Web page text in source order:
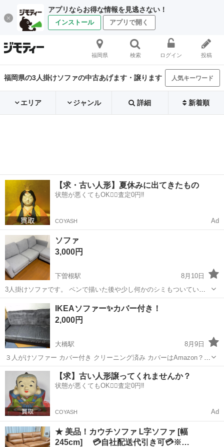
アプリならお得な情報を見逃さない！
インストール アプリで開く
福岡県 検索 ログイン 投稿
福岡県の3人掛けソファの中古あげます・譲ります 人気キーワード
エリア ジャンル 詳細 新着順
【求・古い人形】夏休みに出てきたもの
状態が悪くてもOK🙆‍♀️査定0円‼️
COYASH Ad
ソファ
3,000円
下曽根駅
8月10日
3人掛けソファです。 ペンで描いた後や少し何かのシミもついていま
す。 10日夕方から16日までだったら比較的に合わせられます。 スシ
ロー上吉田店の近くの家です。
北九州市
IKEAソファー✨カバー付き！
2,000円
大橋駅
8月9日
３人がけソファー カバー付き クリーニング済み カバーはAmazon？か
なにかでかったマルチカバー的なやつなのでこのソファー専用のもの
ではありません。 子供が引っ掛けてカバーに穴空いてますが、洗い替
え用くらいにはまだ使える...
福岡 福岡市 大橋駅 ソファ
【求】古い人形譲ってくれませんか？
状態が悪くてもOK🙆‍♀️査定0円‼️
COYASH Ad
★ 美品！カウチソファ Ꮮ字ソファ [幅
245cm] 💳自社配送代引き可💳※…